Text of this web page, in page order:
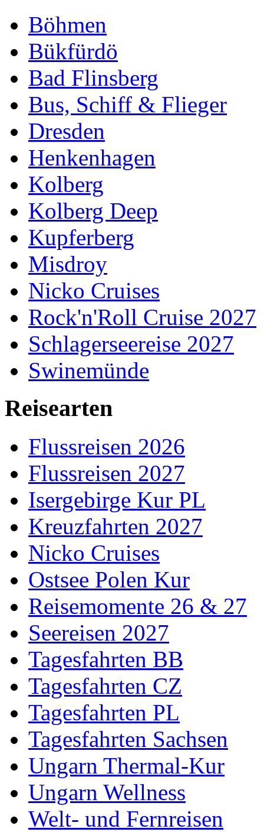
Böhmen
Bükfürdö
Bad Flinsberg
Bus, Schiff & Flieger
Dresden
Henkenhagen
Kolberg
Kolberg Deep
Kupferberg
Misdroy
Nicko Cruises
Rock'n'Roll Cruise 2027
Schlagerseereise 2027
Swinemünde
Reisearten
Flussreisen 2026
Flussreisen 2027
Isergebirge Kur PL
Kreuzfahrten 2027
Nicko Cruises
Ostsee Polen Kur
Reisemomente 26 & 27
Seereisen 2027
Tagesfahrten BB
Tagesfahrten CZ
Tagesfahrten PL
Tagesfahrten Sachsen
Ungarn Thermal-Kur
Ungarn Wellness
Welt- und Fernreisen